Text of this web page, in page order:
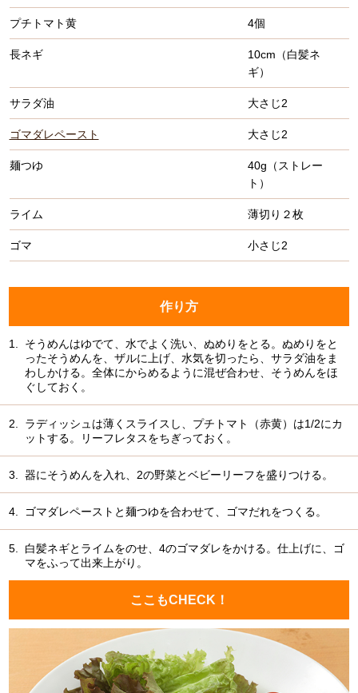
プチトマト黄 4個
長ネギ
10cm（白髪ネ
ギ）
サラダ油 大さじ2
ゴマダレペースト 大さじ2
麺つゆ
40g（ストレー
ト）
ライム 薄切り２枚
ゴマ 小さじ2
作り方
1.
そうめんはゆでて、水でよく洗い、ぬめりをとる。ぬめりをと
ったそうめんを、ザルに上げ、水気を切ったら、サラダ油をま
わしかける。全体にからめるように混ぜ合わせ、そうめんをほ
ぐしておく。
2.
ラディッシュは薄くスライスし、プチトマト（赤黄）は1/2にカ
ットする。リーフレタスをちぎっておく。
3. 器にそうめんを入れ、2の野菜とベビーリーフを盛りつける。
4. ゴマダレペーストと麺つゆを合わせて、ゴマだれをつくる。
5.
白髪ネギとライムをのせ、4のゴマダレをかける。仕上げに、ゴ
マをふって出来上がり。
ここもCHECK！